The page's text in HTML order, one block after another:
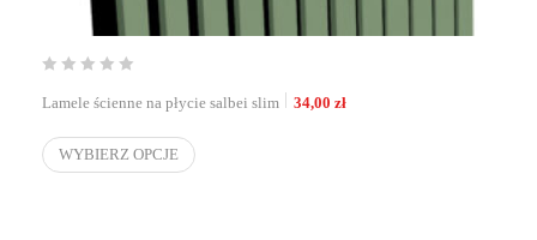
Lamele ścienne na płycie salbei slim 34,00 zł
WYBIERZ OPCJE